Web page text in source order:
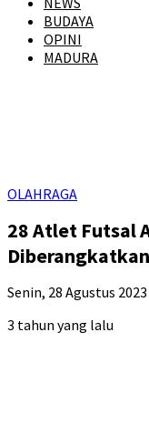
BUDAYA
OPINI
MADURA
OLAHRAGA
28 Atlet Futsal
Senin, 28 Agustus
3 tahun yang lalu